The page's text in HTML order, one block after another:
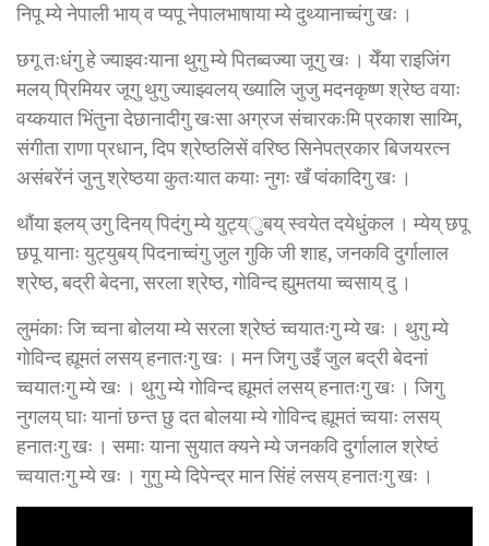
निपू म्ये नेपाली भाय् व प्यपू नेपालभाषाया म्ये दुथ्यानाच्वंगु खः ।
छगू तःधंगु हे ज्याझ्वःयाना थुगु म्ये पितब्वज्या जूगु खः । येँया राइजिंग
मलय् प्रिमियर जूगु थुगु ज्याझ्वलय् ख्यालि जुजु मदनकृष्ण श्रेष्ठ वयाः
वय्कयात भिंतुना देछानादीगु खःसा अग्रज संचारकःमि प्रकाश साय्मि,
संगीता राणा प्रधान, दिप श्रेष्ठलिसें वरिष्ठ सिनेपत्रकार बिजयरत्न
असंबरेंनं जुनु श्रेष्ठया कुतःयात कयाः नुगः खँ प्वंकादिगु खः ।
थौंया इलय् उगु दिनय् पिदंगु म्ये युट्य्ुबय् स्वयेत दयेधुंकल । म्येय् छपू
छपू यानाः युट्युबय् पिदनाच्वंगु जुल गुकि जी शाह, जनकवि दुर्गालाल
श्रेष्ठ, बद्री बेदना, सरला श्रेष्ठ, गोविन्द ह्यु्मतया च्वसाय् दु ।
लुमंकाः जि च्वना बोलया म्ये सरला श्रेष्ठं च्वयातःगु म्ये खः । थुगु म्ये
गोविन्द ह्यूमतं लसय् हनातःगु खः । मन जिगु उइँ जुल बद्री बेदनां
च्वयातःगु म्ये खः । थुगु म्ये गोविन्द ह्यूमतं लसय् हनातःगु खः । जिगु
नुगलय् घाः यानां छन्त छु दत बोलया म्ये गोविन्द ह्यूमतं च्वयाः लसय्
हनातःगु खः । समाः याना सुयात क्यने म्ये जनकवि दुर्गालाल श्रेष्ठं
च्वयातःगु म्ये खः । गुगु म्ये दिपेन्द्र मान सिंहं लसय् हनातःगु खः ।